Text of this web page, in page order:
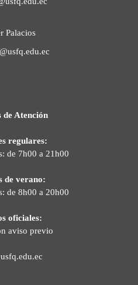
Palacios
Atención
regulares:
de 7h00 a 21h00
de verano:
de 8h00 a 20h00
oficiales:
aviso previo